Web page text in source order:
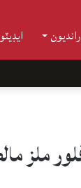
رانديون
تي